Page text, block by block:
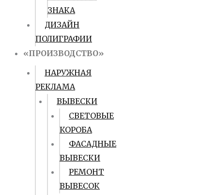
ЗНАКА
ДИЗАЙН
ПОЛИГРАФИИ
«ПРОИЗВОДСТВО»
НАРУЖНАЯ
РЕКЛАМА
ВЫВЕСКИ
СВЕТОВЫЕ
КОРОБА
ФАСАДНЫЕ
ВЫВЕСКИ
РЕМОНТ
ВЫВЕСОК